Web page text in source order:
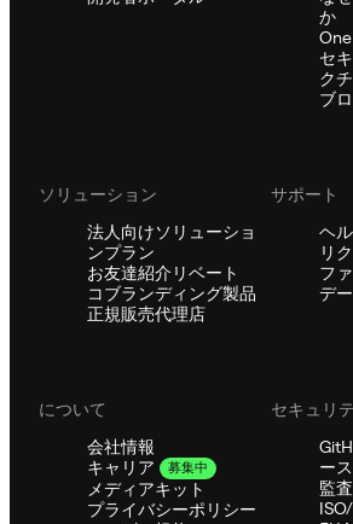
か
セ
ク
ブ
ソリューション
法人向けソリューショ
ンプラン
お友達紹介リベート
コブランディング製品
正規販売代理店
サポート
ヘ
リ
フ
デ
について
会社情報
キャリア
募集中
メディアキット
プライバシーポリシー
セキュリ
ー
監